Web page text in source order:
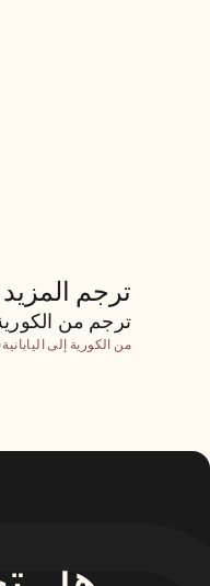
ترجم المزيد
ترجم
ترجم من الكورية
من الكورية إلى اليابانية